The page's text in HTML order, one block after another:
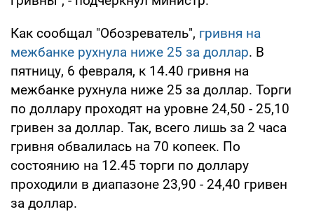
Как сообщал "Обозреватель", гривня на
межбанке рухнула ниже 25 за доллар. В
пятницу, 6 февраля, к 14.40 гривня на
межбанке рухнула ниже 25 за доллар. Торги
по доллару проходят на уровне 24,50 - 25,10
гривен за доллар. Так, всего лишь за 2 часа
гривня обвалилась на 70 копеек. По
состоянию на 12.45 торги по доллару
проходили в диапазоне 23,90 - 24,40 гривен
за доллар.